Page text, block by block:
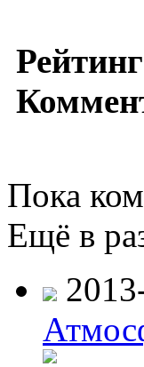
Пока
Ещё в